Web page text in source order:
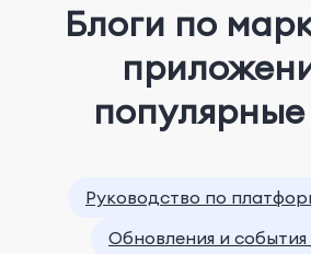
Блоги по
Руководство по
Обновления и события